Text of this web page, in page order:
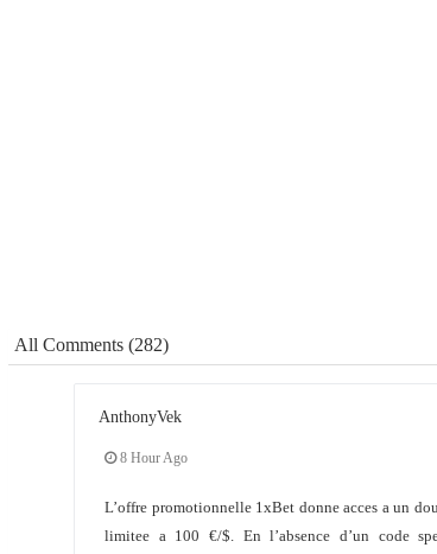
All Comments (282)
AnthonyVek
8 Hour Ago
L’offre promotionnelle 1xBet donne acces a un
limitee a 100 €/$. En l’absence d’un code